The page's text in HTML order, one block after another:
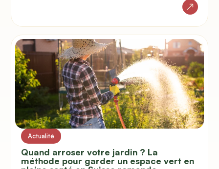
Actualité
Quand arroser votre jardin ? La
méthode pour garder un espace vert en